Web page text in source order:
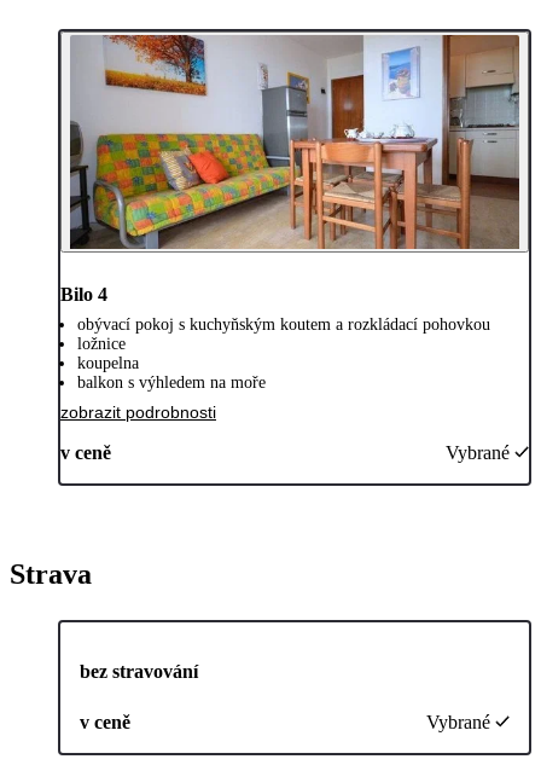
Bilo 4
obývací pokoj s kuchyňským koutem a rozkládací pohovkou
ložnice
koupelna
balkon s výhledem na moře
zobrazit podrobnosti
v ceně Vybrané
Strava
bez stravování
v ceně Vybrané